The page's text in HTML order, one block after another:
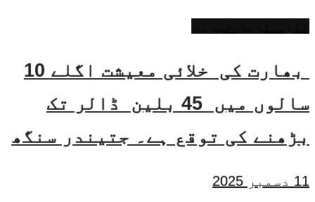
بھارت کی خلائی معیشت اگلے 10
سالوں میں 45 بلین ڈالر تک
بڑھنے کی توقع ہے۔ جتیندر سنگھ
11 دسمبر 2025